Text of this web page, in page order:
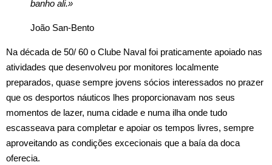
banho ali.»
João San-Bento
Na década de 50/ 60 o Clube Naval foi praticamente apoiado nas
atividades que desenvolveu por monitores localmente
preparados, quase sempre jovens sócios interessados no prazer
que os desportos náuticos lhes proporcionavam nos seus
momentos de lazer, numa cidade e numa ilha onde tudo
escasseava para completar e apoiar os tempos livres, sempre
aproveitando as condições excecionais que a baía da doca
oferecia.